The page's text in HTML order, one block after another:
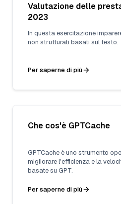
Valutazione delle
2023
In questa esercitazione
non strutturati basati sul testo.
Per saperne di più
Che cos'è GPTCache
GPTCache è uno strumento
migliorare l'efficienza e la
basate su GPT.
Per saperne di più